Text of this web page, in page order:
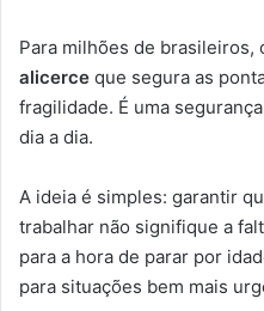
Para milhões de brasileiros,
alicerce que segura as
fragilidade. É uma
dia a dia.
A ideia é simples: garantir
trabalhar não signifique a
para a hora de parar por
para situações bem mais